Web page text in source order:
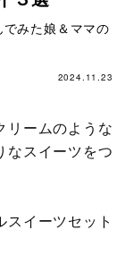
みた娘＆ママの
2024.11.23
リームのような
なスイーツをつ
イーツセット